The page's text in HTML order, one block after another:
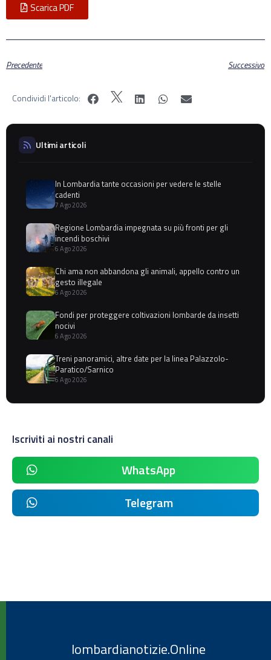
Scarica PDF
Precedente Successivo
Condividi l'articolo:
Ultimi articoli
In Lombardia tante occasioni per vedere le stelle
cadenti
7 Ago 2026
Regione Lombardia impegnata su più fronti per gli
incendi boschivi
6 Ago 2026
Chi ama non abbandona gli animali, appello contro un
gesto illegale
6 Ago 2026
Fondi per proteggere coltivazioni lombarde da insetti
nocivi
6 Ago 2026
Treni panoramici, altre date per la linea Palazzolo-
Paratico/Sarnico
6 Ago 2026
Iscriviti ai nostri canali
WhatsApp
Telegram
lombardianotizie.Online